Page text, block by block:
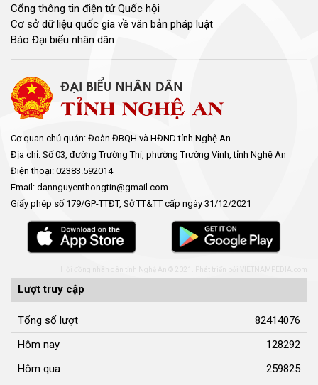
Cổng thông tin điện tử Quốc hội
Cơ sở dữ liệu quốc gia về văn bản pháp luật
Báo Đại biểu nhân dân
Cơ quan chủ quản: Đoàn ĐBQH và HĐND tỉnh Nghệ An
Địa chỉ: Số 03, đường Trường Thi, phường Trường Vinh, tỉnh Nghệ An
Điện thoại: 02383.592014
Email: dannguyenthongtin@gmail.com
Giấy phép số 179/GP-TTĐT, Sở TT&TT cấp ngày 31/12/2021
Hội đồng nhân dân tỉnh Nghệ An © 2021. Phát triển bởi
Lượt truy cập
Tổng số lượt
82414076
Hôm nay
128292
Hôm qua
259825